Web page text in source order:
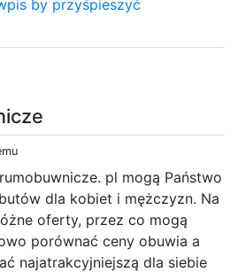
pl mogą Państwo
dla kobiet i mężczyzn. Na
oferty, przez co mogą
porównać ceny obuwia a
najatrakcyjniejszą dla siebie
by przyśpieszyć